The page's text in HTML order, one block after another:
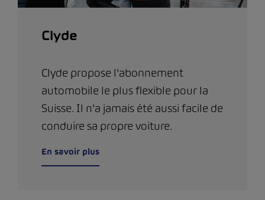
Clyde
Clyde propose l'abonnement
automobile le plus flexible pour la
Suisse. Il n'a jamais été aussi facile de
conduire sa propre voiture.
En savoir plus